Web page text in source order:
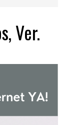
Ver.